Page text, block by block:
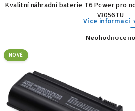
Kvalitní náhradní baterie T6 Power pro
V3056TU
Více informací
Průměrné
Neohodnoceno
NOVÉ